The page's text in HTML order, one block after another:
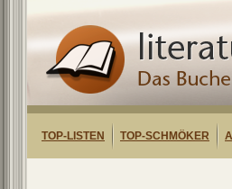
TOP-LISTEN TOP-SCHMÖKER